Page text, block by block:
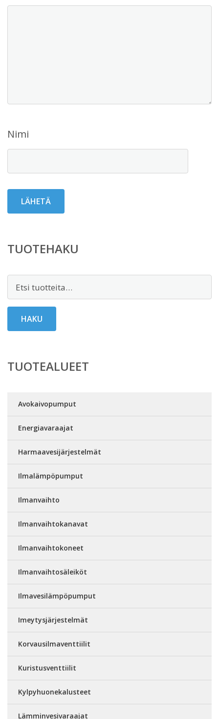
Nimi
TUOTEHAKU
HAKU
TUOTEALUEET
Avokaivopumput
Energiavaraajat
Harmaavesijärjestelmät
Ilmalämpöpumput
Ilmanvaihto
Ilmanvaihtokanavat
Ilmanvaihtokoneet
Ilmanvaihtosäleiköt
Ilmavesilämpöpumput
Imeytysjärjestelmät
Korvausilmaventtiilit
Kuristusventtiilit
Kylpyhuonekalusteet
Lämminvesivaraajat